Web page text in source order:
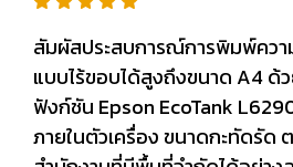
สัมผัสประสบการณ์การพิมพ์ควา
แบบไร้ขอบได้สูงถึงขนาด A4
ฟังก์ชัน Epson EcoTank
ภายในตัวเครื่อง ขนาดกะทัดรัด